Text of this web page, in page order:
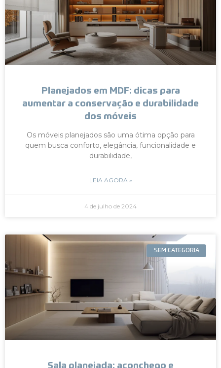
Planejados em MDF: dicas para
aumentar a conservação e durabilidade
dos móveis
Os móveis planejados são uma ótima opção para
quem busca conforto, elegância, funcionalidade e
durabilidade,
LEIA AGORA »
4 de julho de 2024
SEM CATEGORIA
Sala planejada: aconchego e